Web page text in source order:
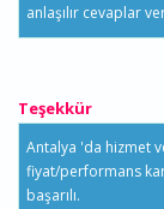
anlaşılır cevaplar
Teşekkür
Antalya 'da hizmet
fiyat/performans
başarılı.